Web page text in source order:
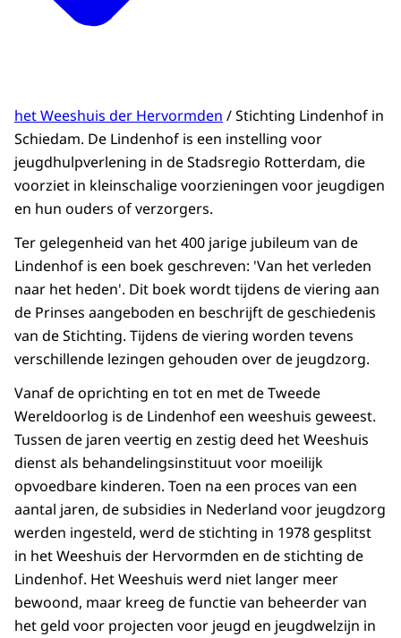
het Weeshuis der Hervormden / Stichting Lindenhof in
Schiedam. De Lindenhof is een instelling voor
jeugdhulpverlening in de Stadsregio Rotterdam, die
voorziet in kleinschalige voorzieningen voor jeugdigen
en hun ouders of verzorgers.
Ter gelegenheid van het 400 jarige jubileum van de
Lindenhof is een boek geschreven: 'Van het verleden
naar het heden'. Dit boek wordt tijdens de viering aan
de Prinses aangeboden en beschrijft de geschiedenis
van de Stichting. Tijdens de viering worden tevens
verschillende lezingen gehouden over de jeugdzorg.
Vanaf de oprichting en tot en met de Tweede
Wereldoorlog is de Lindenhof een weeshuis geweest.
Tussen de jaren veertig en zestig deed het Weeshuis
dienst als behandelingsinstituut voor moeilijk
opvoedbare kinderen. Toen na een proces van een
aantal jaren, de subsidies in Nederland voor jeugdzorg
werden ingesteld, werd de stichting in 1978 gesplitst
in het Weeshuis der Hervormden en de stichting de
Lindenhof. Het Weeshuis werd niet langer meer
bewoond, maar kreeg de functie van beheerder van
het geld voor projecten voor jeugd en jeugdwelzijn in